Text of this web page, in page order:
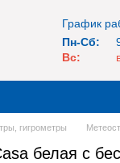
График
Пн-Сб:
Вс:
гигрометры
белая с